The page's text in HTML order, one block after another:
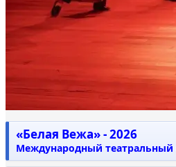
«Белая Вежа» - 2026
Международный театральный